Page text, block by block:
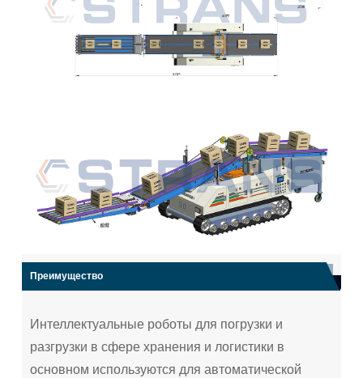
Преимущество
Интеллектуальные роботы для погрузки и
разгрузки в сфере хранения и логистики в
основном используются для автоматической